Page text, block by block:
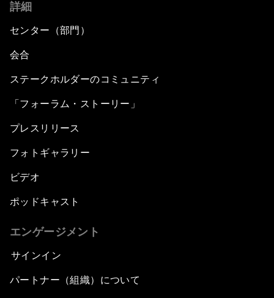
詳細
センター（部門）
会合
ステークホルダーのコミュニティ
「フォーラム・ストーリー」
プレスリリース
フォトギャラリー
ビデオ
ポッドキャスト
エンゲージメント
サインイン
パートナー（組織）について